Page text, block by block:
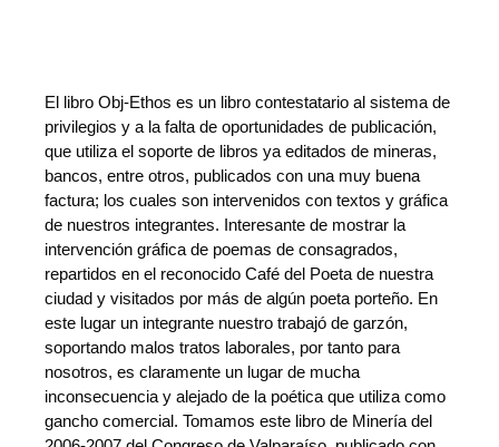
El libro Obj-Ethos es un libro contestatario al sistema de
privilegios y a la falta de oportunidades de publicación,
que utiliza el soporte de libros ya editados de mineras,
bancos, entre otros, publicados con una muy buena
factura; los cuales son intervenidos con textos y gráfica
de nuestros integrantes. Interesante de mostrar la
intervención gráfica de poemas de consagrados,
repartidos en el reconocido Café del Poeta de nuestra
ciudad y visitados por más de algún poeta porteño. En
este lugar un integrante nuestro trabajó de garzón,
soportando malos tratos laborales, por tanto para
nosotros, es claramente un lugar de mucha
inconsecuencia y alejado de la poética que utiliza como
gancho comercial. Tomamos este libro de Minería del